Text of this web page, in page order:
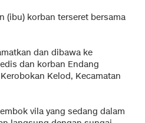
(ibu) korban terseret bersama
dan dibawa ke
dan korban Endang
Kelod, Kecamatan
vila yang sedang dalam